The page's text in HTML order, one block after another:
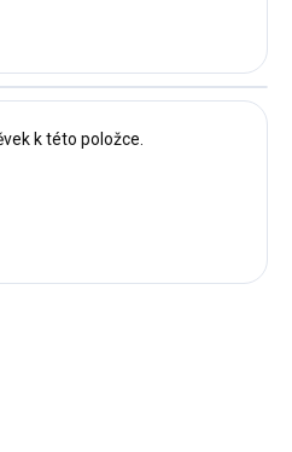
k této položce.